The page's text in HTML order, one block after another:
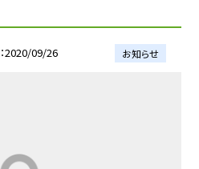
2020/09/26 お知らせ